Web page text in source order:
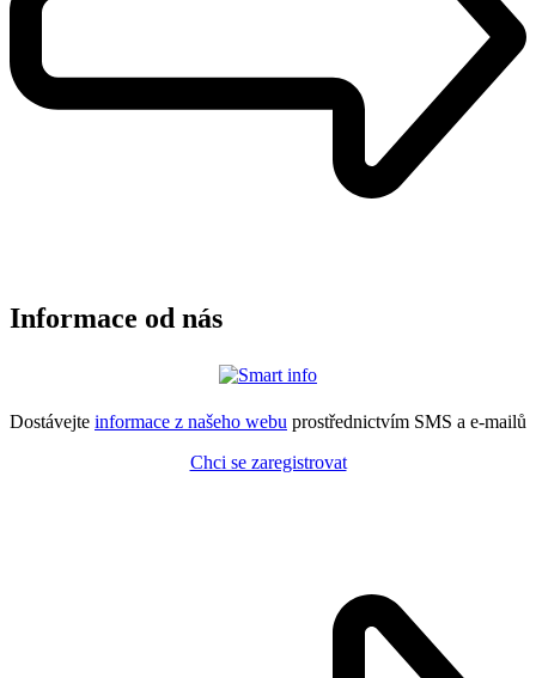
Informace od nás
Dostávejte informace z našeho webu prostřednictvím SMS a e-mailů
Chci se zaregistrovat